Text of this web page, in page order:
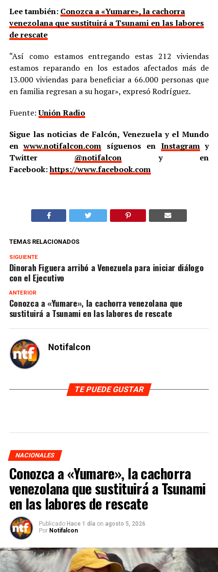
Lee también: Conozca a «Yumare», la cachorra
venezolana que sustituirá a Tsunami en las labores
de rescate
“Así como estamos entregando estas 212 viviendas
estamos reparando en los estados afectados más de
13.000 viviendas para beneficiar a 66.000 personas que
en familia regresan a su hogar», expresó Rodríguez.
Fuente:Unión Radio
Sigue las noticias de Falcón, Venezuela y el Mundo
enwww.notifalcon.com síguenos en Instagramy
Twitter @notifalcony en
Facebook:https://www.facebook.com
TEMAS RELACIONADOS
SIGUIENTE
Dinorah Figuera arribó a Venezuela para iniciar diálogo
con el Ejecutivo
ANTERIOR
Conozca a «Yumare», la cachorra venezolana que
sustituirá a Tsunami en las labores de rescate
Notifalcon
TE PUEDE GUSTAR
NACIONALES
Conozca a «Yumare», la cachorra
venezolana que sustituirá a Tsunami
en las labores de rescate
Publicado Hace 1 día on agosto 5, 2026
Por Notifalcon